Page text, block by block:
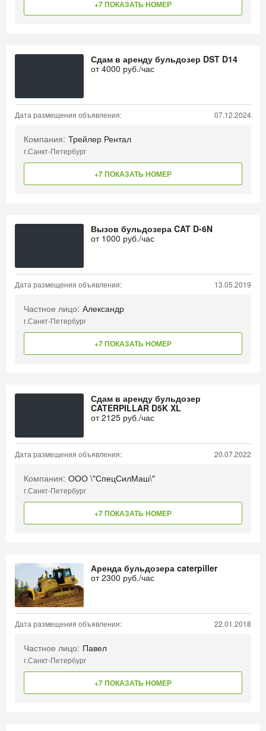
+7 ПОКАЗАТЬ НОМЕР
Сдам в аренду бульдозер DST D14
от4000 руб./час
Дата размещения объявления: 07.12.2024
Компания: Трейлер Рентал
г.Санкт-Петербург
+7 ПОКАЗАТЬ НОМЕР
Вызов бульдозера CAT D-6N
от 1000 руб./час
Дата размещения объявления: 13.05.2019
Частное лицо: Александр
г.Санкт-Петербург
+7 ПОКАЗАТЬ НОМЕР
Сдам в аренду бульдозер
CATERPILLAR D5K XL
от2125 руб./час
Дата размещения объявления: 20.07.2022
Компания: ООО \"СпецСилМаш\"
г.Санкт-Петербург
+7 ПОКАЗАТЬ НОМЕР
Аренда бульдозера caterpiller
от2300 руб./час
Дата размещения объявления: 22.01.2018
Частное лицо: Павел
г.Санкт-Петербург
+7 ПОКАЗАТЬ НОМЕР